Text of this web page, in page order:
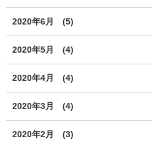
2020年6月 (5)
2020年5月 (4)
2020年4月 (4)
2020年3月 (4)
2020年2月 (3)